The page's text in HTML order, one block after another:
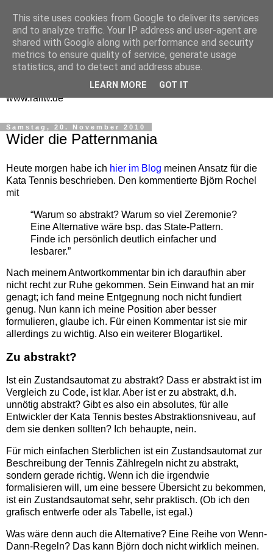
One Man Think Tank
Gedanken
Spontanes und Überlegtes aus meinem "Denkraum" -
www.ralfw.de
Samstag, 20. November 2010
Wider die Patternmania
Heute morgen habe ich hier im Blog meinen Ansatz für die
Kata Tennis beschrieben. Den kommentierte Björn Rochel
mit
“Warum so abstrakt? Warum so viel Zeremonie?
Eine Alternative wäre bsp. das State-Pattern.
Finde ich persönlich deutlich einfacher und
lesbarer.”
Nach meinem Antwortkommentar bin ich daraufhin aber
nicht recht zur Ruhe gekommen. Sein Einwand hat an mir
genagt; ich fand meine Entgegnung noch nicht fundiert
genug. Nun kann ich meine Position aber besser
formulieren, glaube ich. Für einen Kommentar ist sie mir
allerdings zu wichtig. Also ein weiterer Blogartikel.
Zu abstrakt?
Ist ein Zustandsautomat zu abstrakt? Dass er abstrakt ist im
Vergleich zu Code, ist klar. Aber ist er zu abstrakt, d.h.
unnötig abstrakt? Gibt es also ein absolutes, für alle
Entwickler der Kata Tennis bestes Abstraktionsniveau, auf
dem sie denken sollten? Ich behaupte, nein.
Für mich einfachen Sterblichen ist ein Zustandsautomat zur
Beschreibung der Tennis Zählregeln nicht zu abstrakt,
sondern gerade richtig. Wenn ich die irgendwie
formalisieren will, um eine bessere Übersicht zu bekommen,
ist ein Zustandsautomat sehr, sehr praktisch. (Ob ich den
grafisch entwerfe oder als Tabelle, ist egal.)
Was wäre denn auch die Alternative? Eine Reihe von Wenn-
Dann-Regeln? Das kann Björn doch nicht wirklich meinen.
This site uses cookies from Google to deliver its services
and to analyze traffic. Your IP address and user-agent are
shared with Google along with performance and security
metrics to ensure quality of service, generate usage
statistics, and to detect and address abuse.
LEARN MORE GOT IT